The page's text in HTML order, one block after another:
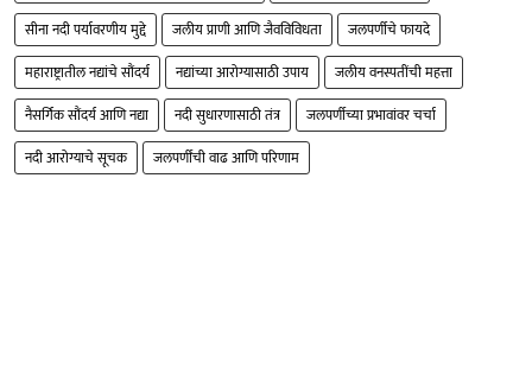
सीना नदी पर्यावरणीय मुद्दे
जलीय प्राणी आणि जैवविविधता
जलपर्णीचे फायदे
महाराष्ट्रातील नद्यांचे सौंदर्य
नद्यांच्या आरोग्यासाठी उपाय
जलीय वनस्पतींची महत्ता
नैसर्गिक सौंदर्य आणि नद्या
नदी सुधारणासाठी तंत्र
जलपर्णीच्या प्रभावांवर चर्चा
नदी आरोग्याचे सूचक
जलपर्णींची वाढ आणि परिणाम